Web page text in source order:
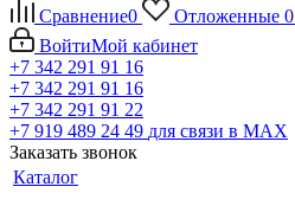
Сравнение0 Отложенные 0
ВойтиМой кабинет
+7 342 291 91 16
+7 342 291 91 16
+7 342 291 91 22
+7 919 489 24 49 для связи в МАХ
Заказать звонок
Каталог